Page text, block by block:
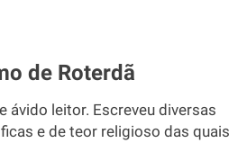
de Roterdã
ávido leitor. Escreveu diversas
e de teor religioso das quais